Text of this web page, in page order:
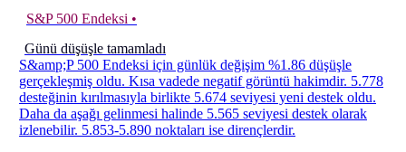
S&P 500 Endeksi •
Günü düşüşle tamamladı
S&amp;P 500 Endeksi için günlük değişim %1.86 düşüşle
gerçekleşmiş oldu. Kısa vadede negatif görüntü hakimdir. 5.778
desteğinin kırılmasıyla birlikte 5.674 seviyesi yeni destek oldu.
Daha da aşağı gelinmesi halinde 5.565 seviyesi destek olarak
izlenebilir. 5.853-5.890 noktaları ise dirençlerdir.